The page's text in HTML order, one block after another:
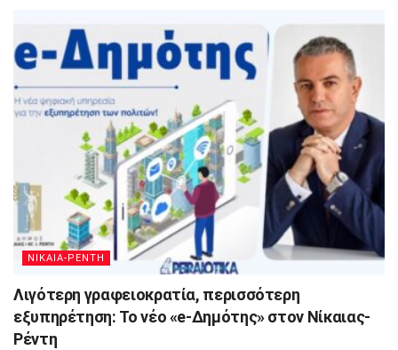
ΝΙΚΑΙΑ-ΡΕΝΤΗ
Λιγότερη γραφειοκρατία, περισσότερη
εξυπηρέτηση: Το νέο «e-Δημότης» στον Νίκαιας-
Ρέντη